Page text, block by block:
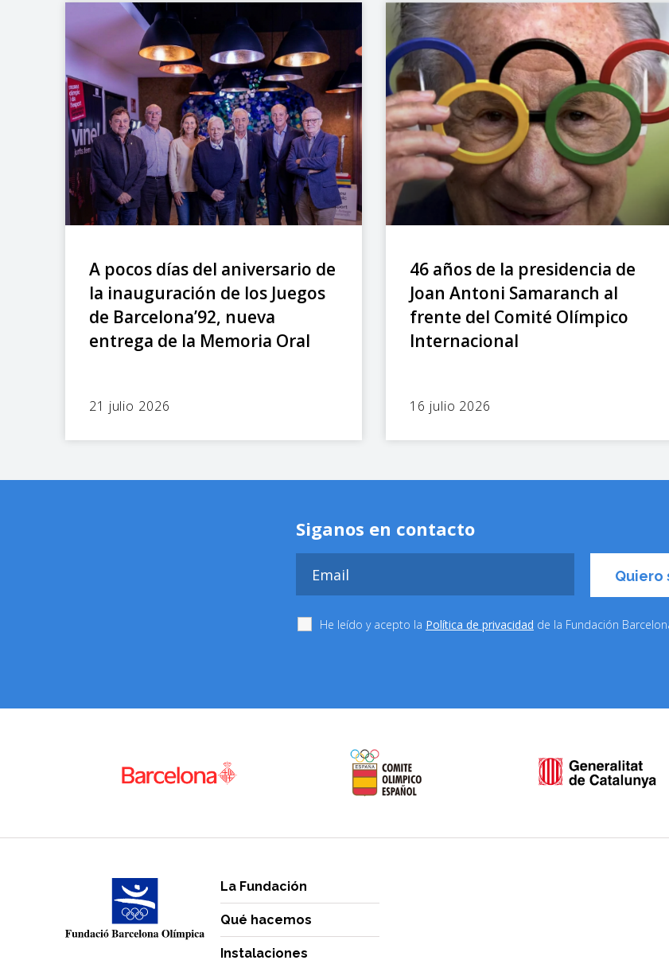
A pocos días del aniversario de
la inauguración de los Juegos
de Barcelona’92, nueva
entrega de la Memoria Oral
21 julio 2026
46 años de la presidencia de
Joan Antoni Samaranch al
frente del Comité Olímpico
Internacional
16 julio 2026
Siganos en contacto
He leído y acepto la Política de privacidad de la Fundación
La Fundación
Qué hacemos
Instalaciones